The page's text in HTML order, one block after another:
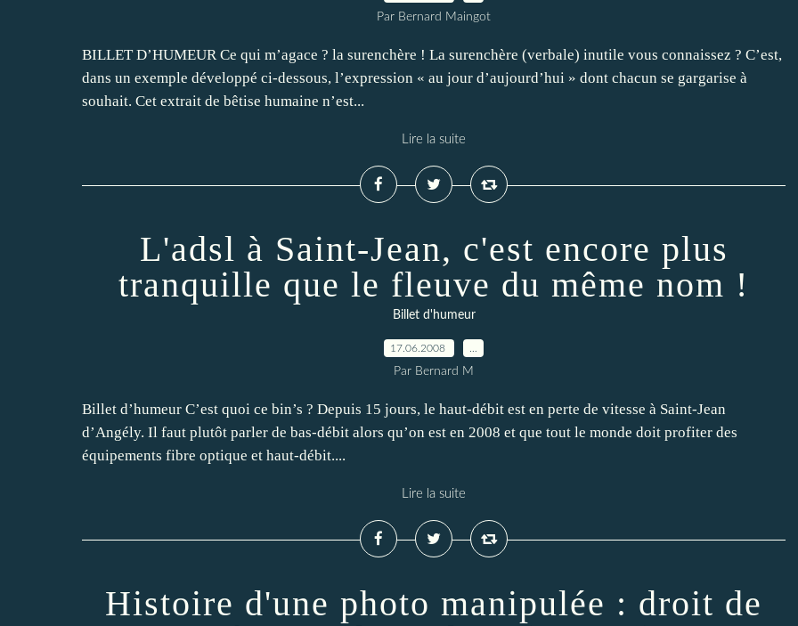
Par Bernard Maingot
BILLET D’HUMEUR Ce qui m’agace ? la surenchère ! La surenchère (verbale) inutile vous connaissez ? C’est,
dans un exemple développé ci-dessous, l’expression « au jour d’aujourd’hui » dont chacun se gargarise à
souhait. Cet extrait de bêtise humaine n’est...
Lire la suite
L'adsl à Saint-Jean, c'est encore plus
tranquille que le fleuve du même nom !
Billet d'humeur
17.06.2008
Par Bernard M
Billet d’humeur C’est quoi ce bin’s ? Depuis 15 jours, le haut-débit est en perte de vitesse à Saint-Jean
d’Angély. Il faut plutôt parler de bas-débit alors qu’on est en 2008 et que tout le monde doit profiter des
équipements fibre optique et haut-débit....
Lire la suite
Histoire d'une photo manipulée : droit de